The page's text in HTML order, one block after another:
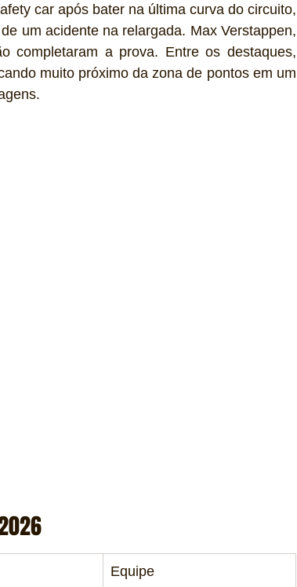
car após bater na última curva do circuito,
um acidente na relargada. Max Verstappen,
completaram a prova. Entre os destaques,
muito próximo da zona de pontos em um
Equipe